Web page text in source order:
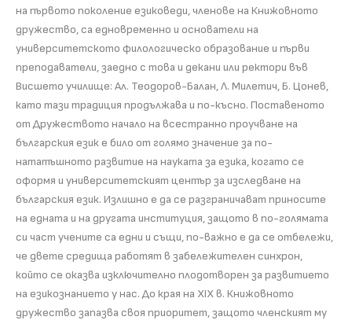
на първото поколение езиковеди, членове на Книжовното
дружество, са едновременно и основатели на
университетското филологическо образование и първи
преподаватели, заедно с това и декани или ректори във
Висшето училище: Ал. Теодоров-Балан, Л. Милетич, Б. Цонев,
като тази традиция продължава и по-късно. Поставеното
от Дружеството начало на всестранно проучване на
българския език е било от голямо значение за по-
нататъшното развитие на науката за езика, когато се
оформя и университетският център за изследване на
българския език. Излишно e да се разграничават приносите
на едната и на другата институция, защото в по-голямата
си част учените са едни и същи, по-важно е да се отбележи,
че двете средища работят в забележителен синхрон,
който се оказва изключително плодотворен за развитието
на езикознанието у нас. До края на ХІХ в. Книжовното
дружество запазва своя приоритет, защото членският му